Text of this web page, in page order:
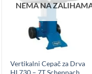
NEMA NA
Vertikalni Cepač za Drva
HL730 – 7T Scheppach